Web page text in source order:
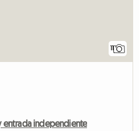
11
entrada independiente